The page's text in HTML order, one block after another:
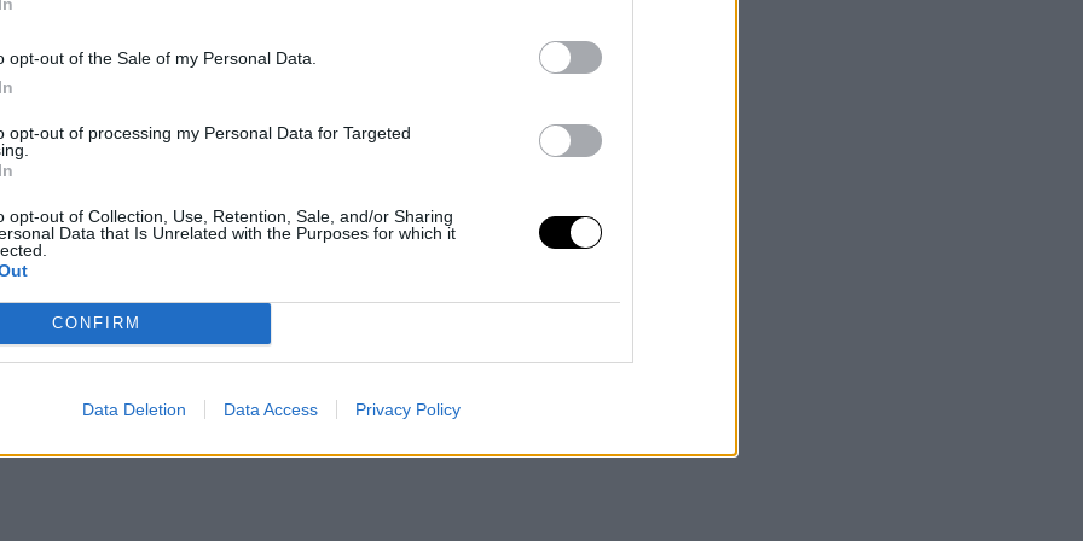
opt-out of the Sale of my Personal Data.
opt-out of processing my Personal Data for Targeted
opt-out of Collection, Use, Retention, Sale, and/or Sharing
Data that Is Unrelated with the Purposes for which it
CONFIRM
Data Deletion Data Access Privacy Policy
χημεία μεταξύ δύο ατόμων. Με άλλα
άτομο που σε έχει κάνει να θυμάσαι